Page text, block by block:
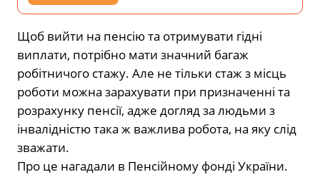
Щоб вийти на пенсію та отримувати гідні
виплати, потрібно мати значний багаж
робітничого стажу. Але не тільки стаж з місць
роботи можна зарахувати при призначенні та
розрахунку пенсії, адже догляд за людьми з
інвалідністю така ж важлива робота, на яку слід
зважати.
Про це нагадали в Пенсійному фонді України.